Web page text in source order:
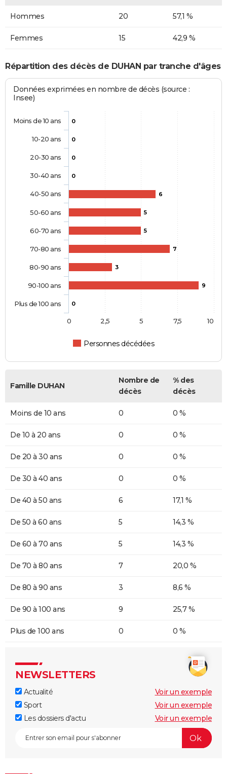
Hommes 20 57,1 %
Femmes 15 42,9 %
Répartition des décès de DUHAN par tranche d'âges
Données exprimées en nombre de décès (source :
Insee)
0
0
0
0
6
5
5
7
3
9
0
Personnes décédées
Moins de 10 ans
10-20 ans
20-30 ans
30-40 ans
40-50 ans
50-60 ans
60-70 ans
70-80 ans
80-90 ans
90-100 ans
Plus de 100 ans
0 10
2,5 5 7,5
Famille DUHAN
Nombre de
décès
% des
décès
Moins de 10 ans 0 0 %
De 10 à 20 ans 0 0 %
De 20 à 30 ans 0 0 %
De 30 à 40 ans 0 0 %
De 40 à 50 ans 6 17,1 %
De 50 à 60 ans 5 14,3 %
De 60 à 70 ans 5 14,3 %
De 70 à 80 ans 7 20,0 %
De 80 à 90 ans 3 8,6 %
De 90 à 100 ans 9 25,7 %
Plus de 100 ans 0 0 %
NEWSLETTERS
Actualité
Voir un exemple
Sport
Voir un exemple
Les dossiers d'actu
Voir un exemple